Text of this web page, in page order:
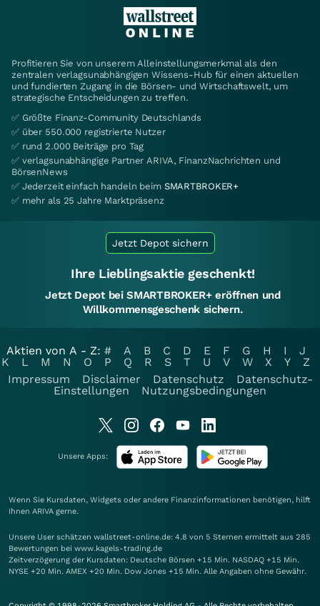
Profitieren Sie von unserem Alleinstellungsmerkmal als den
zentralen verlagsunabhängigen Wissens-Hub für einen aktuellen
und fundierten Zugang in die Börsen- und Wirtschaftswelt, um
strategische Entscheidungen zu treffen.
✅ Größte Finanz-Community Deutschlands
✅ über 550.000 registrierte Nutzer
✅ rund 2.000 Beiträge pro Tag
✅ verlagsunabhängige Partner ARIVA, FinanzNachrichten und
BörsenNews
✅ Jederzeit einfach handeln beim SMARTBROKER+
✅ mehr als 25 Jahre Marktpräsenz
Jetzt Depot sichern
Ihre Lieblingsaktie geschenkt!
Jetzt Depot bei SMARTBROKER+ eröffnen und
Willkommensgeschenk sichern.
Aktien von A - Z: # A B C D E F G H I
J
K
L M N O P Q R S T U V W X Y
Z
Impressum
Disclaimer Datenschutz
Datenschutz-
Einstellungen
Nutzungsbedingungen
Unsere Apps:
Wenn Sie Kursdaten, Widgets oder andere Finanzinformationen benötigen, hilft
Ihnen ARIVA gerne.
Unsere User schätzen wallstreet-online.de: 4.8 von 5 Sternen ermittelt aus 285
Bewertungen bei www.kagels-trading.de
Zeitverzögerung der Kursdaten: Deutsche Börsen +15 Min. NASDAQ +15 Min.
NYSE +20 Min. AMEX +20 Min. Dow Jones +15 Min. Alle Angaben ohne Gewähr.